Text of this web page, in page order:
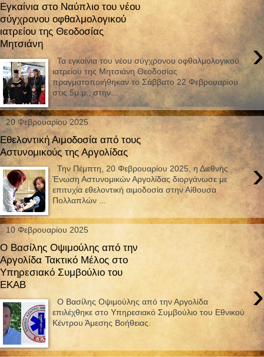
Εγκαίνια στο Ναύπλιο του νέου
σύγχρονου οφθαλμολογικού
ιατρείου της Θεοδοσίας
Μητσιάνη
›
Τα εγκαίνια του νέου σύγχρονου οφθαλμολογικού
ιατρείου της Μητσιάνη Θεοδοσίας
πραγματοποιήθηκαν το Σάββατο 22 Φεβρουαρίου
στις 5μ.μ., στην...
20 Φεβρουαρίου 2025
Εθελοντική Αιμοδοσία από τους
Αστυνομικούς της Αργολίδας
›
Την Πέμπτη, 20 Φεβρουαρίου 2025, η Διεθνής
Ένωση Αστυνομικών Αργολίδας διοργάνωσε με
επιτυχία εθελοντική αιμοδοσία στην Αίθουσα
Πολλαπλών ...
10 Φεβρουαρίου 2025
Ο Βασίλης Οψιμούλης από την
Αργολίδα Τακτικό Μέλος στο
Υπηρεσιακό Συμβούλιο του
ΕΚΑΒ
›
Ο Βασίλης Οψιμούλης από την Αργολίδα
επιλέχθηκε στο Υπηρεσιακό Συμβούλιο του Εθνικού
Κέντρου Άμεσης Βοήθειας.